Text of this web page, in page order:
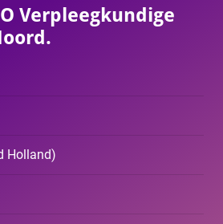
Verpleegkundige
Holland)